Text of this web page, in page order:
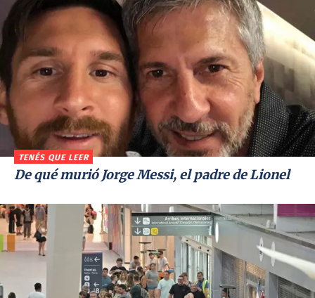
TENÉS QUE LEER
De qué murió Jorge Messi, el padre de Lionel